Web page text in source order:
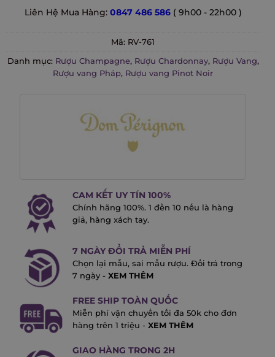
Liên Hệ Mua Hàng: 0847 486 586 ( 9h00 - 22h00 )
Mã: RV-761
Danh mục: Rượu Champagne, Rượu Chardonnay, Rượu Vang,
Rượu vang Pháp, Rượu vang Pinot Noir
CAM KẾT UY TÍN 100%
Chính hãng 100%. 1 đền 10 nếu là hàng
giả, hàng xách tay.
7 NGÀY ĐỔI TRẢ MIỄN PHÍ
Chọn lại mẫu, sai mẫu rượu. Đổi trả trong
7 ngày - XEM THÊM
FREE SHIP TOÀN QUỐC
Miễn phí vận chuyển tối đa 50k cho đơn
hàng trên 1 triệu - XEM THÊM
GIAO HÀNG TRONG 2H